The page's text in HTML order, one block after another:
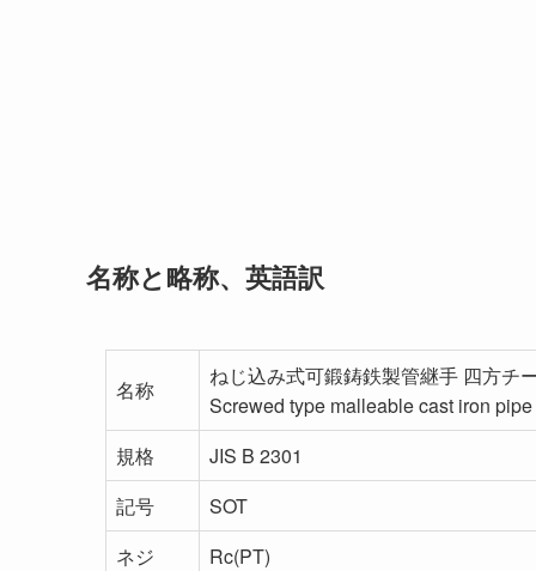
名称と略称、英語訳
名称
ねじ込み式可鍛鋳鉄製管継手 四方チ
Screwed type malleable cast iron pipe
規格
JIS B 2301
記号
SOT
ネジ
Rc(PT)